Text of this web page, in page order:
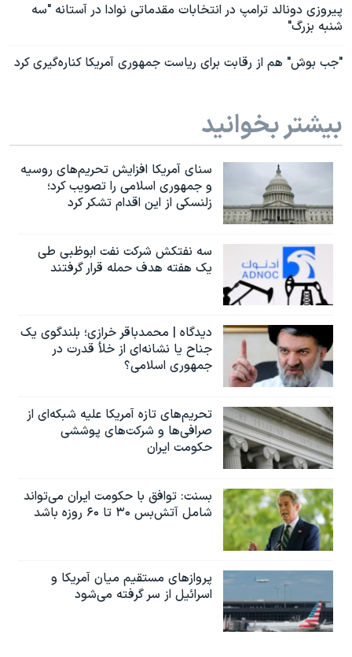
پیروزی دونالد ترامپ در انتخابات مقدماتی نوادا در آستانه "سه
شنبه بزرگ"
"جب بوش" هم از رقابت برای ریاست جمهوری آمریکا کناره‌گیری کرد
بیشتر بخوانید
سنای آمریکا افزایش تحریم‌های روسیه
و جمهوری اسلامی را تصویب کرد؛
زلنسکی از این اقدام تشکر کرد
سه نفتکش شرکت نفت ابوظبی طی
یک هفته هدف حمله قرار گرفتند
دیدگاه | محمدباقر خرازی؛ بلندگوی یک
جناح یا نشانه‌ای از خلأ قدرت در
جمهوری اسلامی؟
تحریم‌های تازه آمریکا علیه شبکه‌ای از
صرافی‌ها و شرکت‌های پوششی
حکومت ایران
بسنت: توافق با حکومت ایران می‌تواند
شامل آتش‌بس ۳۰ تا ۶۰ روزه باشد
پروازهای مستقیم میان آمریکا و
اسرائیل از سر گرفته می‌شود